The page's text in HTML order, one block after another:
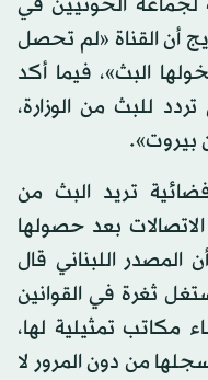
أن القناة «لم تحصل
البث»، فيما أكد
للبث من الوزارة،
بيروت».
تريد البث من
بعد حصولها
المصدر اللبناني قال
ثغرة في القوانين
مكاتب تمثيلية لها،
من دون المرور لا